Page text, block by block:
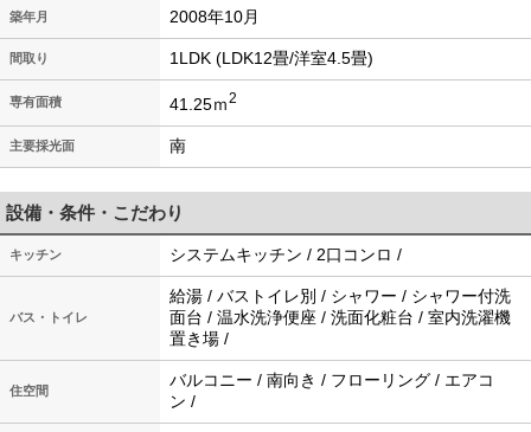
築年月 2008年10月
間取り 1LDK (LDK12畳/洋室4.5畳)
専有面積 41.25ｍ2
主要採光面 南
設備・条件・こだわり
キッチン システムキッチン / 2口コンロ /
バス・トイレ
給湯 / バストイレ別 / シャワー / シャワー付洗
面台 / 温水洗浄便座 / 洗面化粧台 / 室内洗濯機
置き場 /
住空間
バルコニー / 南向き / フローリング / エアコ
ン /